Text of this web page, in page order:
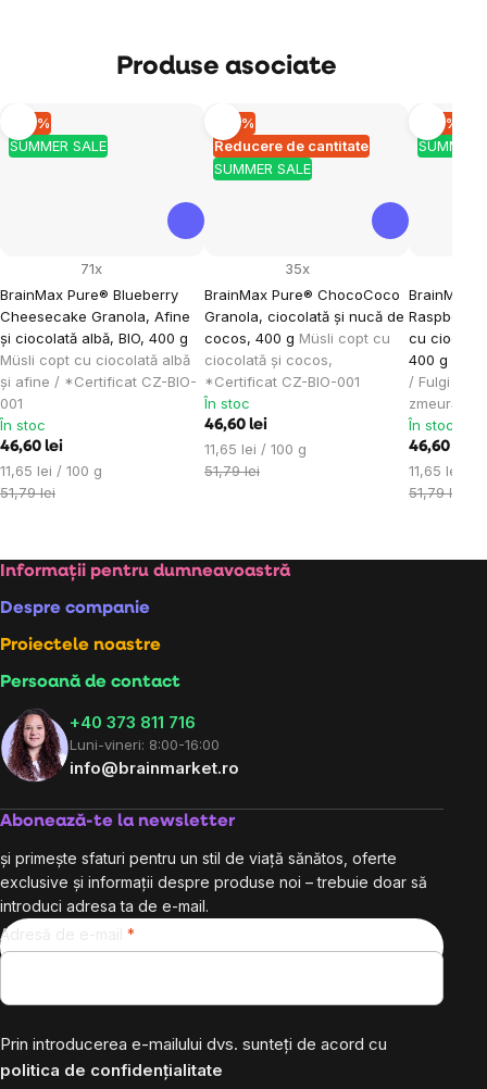
Produse asociate
SUMMER SALE
–10 %
BrainMax Pure® Blueberry
Cheesecake Granola, Afine
și ciocolată albă, BIO, 400 g
Müsli copt cu ciocolată albă
și afine / *Certificat CZ-BIO-
001
71x
În stoc
46,60 lei
Evaluare
preţ:
11,65 lei / 100 g
51,79 lei
Reducere de cantitate
SUMMER SALE
–10 %
BrainMax Pure® ChocoCoco
Granola, ciocolată și nucă de
cocos, 400 g Müsli copt cu
ciocolată și cocos,
*Certificat CZ-BIO-001
35x
În stoc
46,60 lei
Evaluare
preţ:
11,65 lei / 100 g
51,79 lei
SUMMER
–10 %
BrainMax
Raspberry
cu
400 g
/ Fulgi
zmeură
În stoc
46,60 lei
Evaluare
preţ:
11,65 lei /
51,79 lei
Subsol
Informații pentru dumneavoastră
Despre companie
Proiectele noastre
Persoană de contact
+40 373 811 716
Luni-vineri: 8:00-16:00
info@brainmarket.ro
Abonează-te la newsletter
și primește sfaturi pentru un stil de viață sănătos, oferte
exclusive și informații despre produse noi – trebuie doar să
introduci adresa ta de e-mail.
Adresă de e-mail
Prin introducerea e-mailului dvs. sunteți de acord cu
politica de confidențialitate